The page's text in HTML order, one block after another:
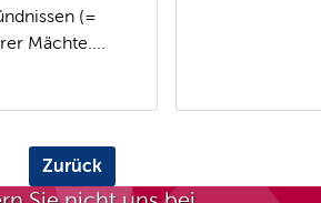
(=
Mächte....
Zurück